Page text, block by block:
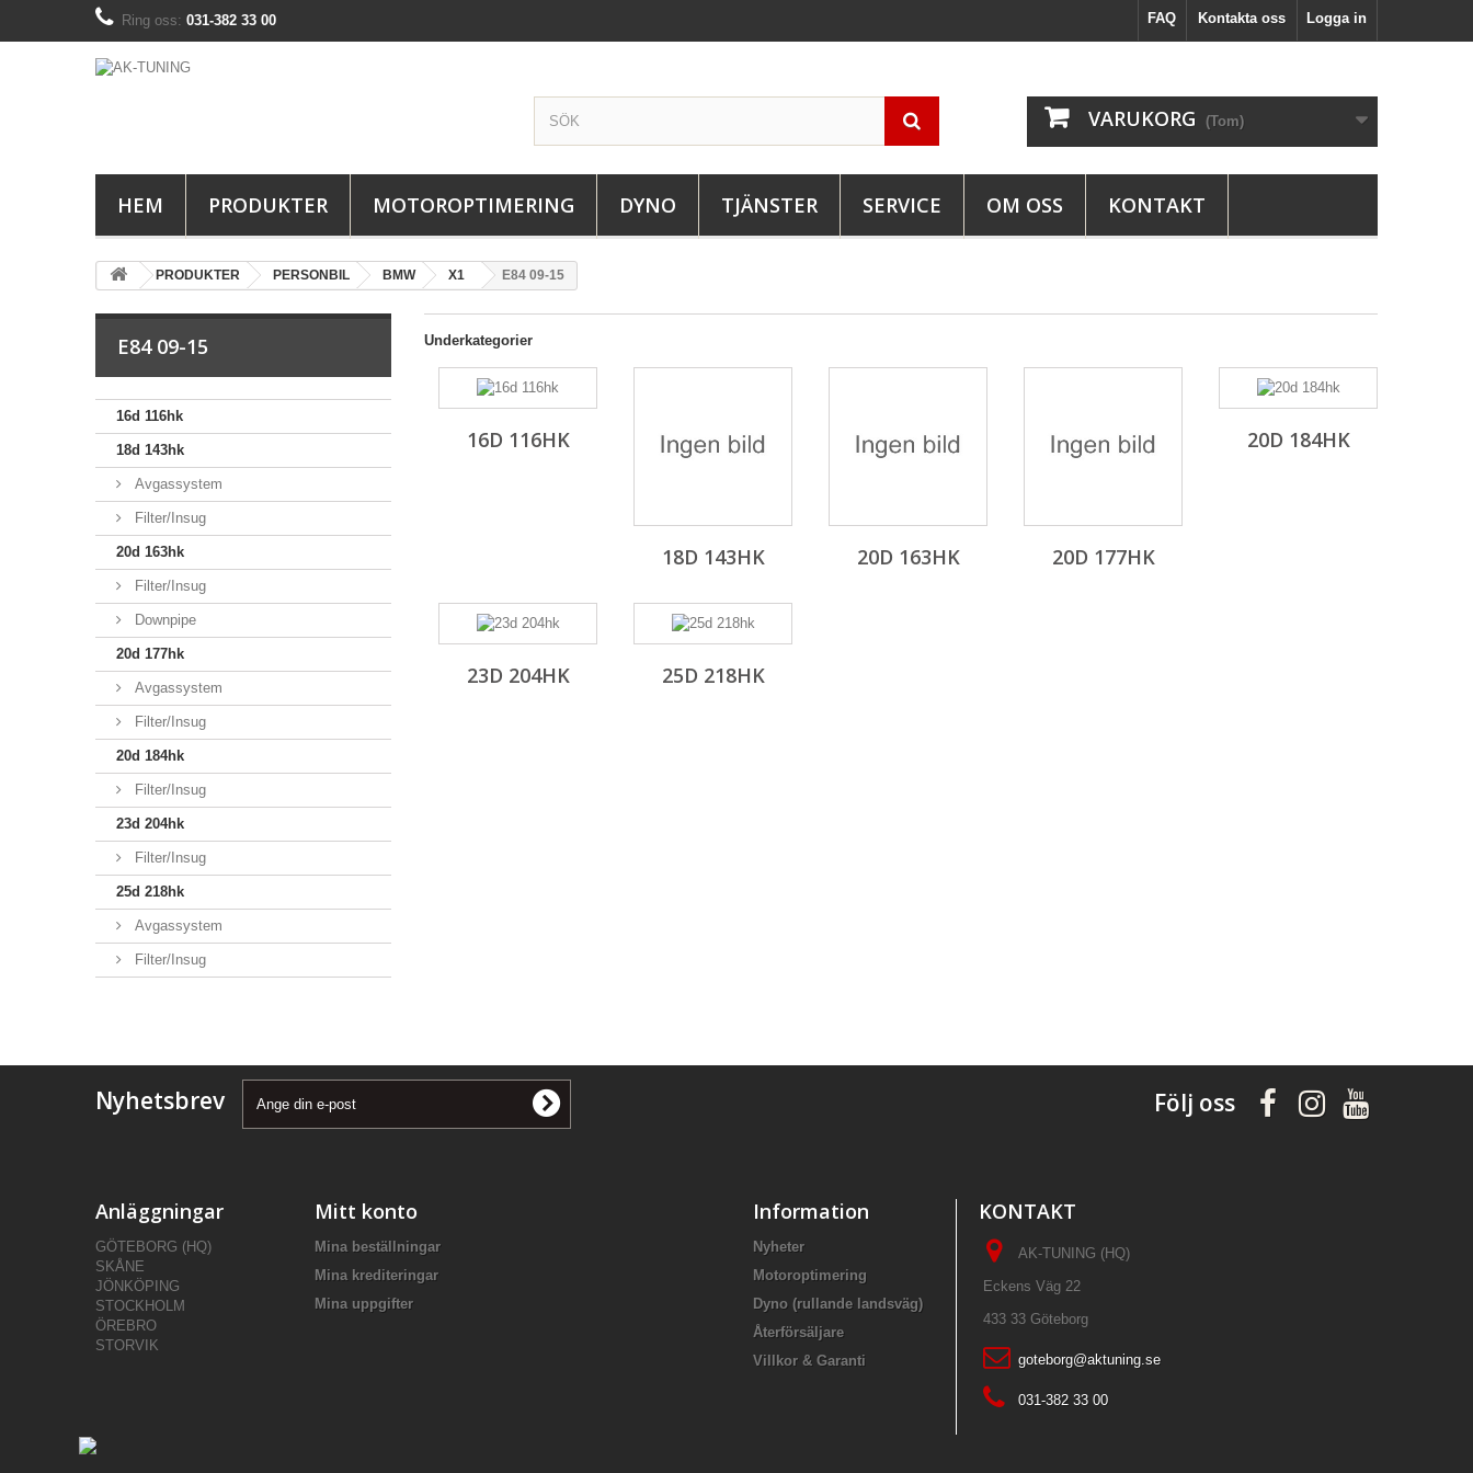
Logga in
Kontakta oss
FAQ
Ring oss: 031-382 33 00
VARUKORG (Tom)
HEM PRODUKTER MOTOROPTIMERING DYNO TJÄNSTER SERVICE OM OSS KONTAKT
PRODUKTER PERSONBIL BMW X1 E84 09-15
E84 09-15
16d 116hk
18d 143hk
Avgassystem
Filter/Insug
20d 163hk
Filter/Insug
Downpipe
20d 177hk
Avgassystem
Filter/Insug
20d 184hk
Filter/Insug
23d 204hk
Filter/Insug
25d 218hk
Avgassystem
Filter/Insug
Underkategorier
16D 116HK
18D 143HK 20D 163HK 20D 177HK
20D 184HK
23D 204HK 25D 218HK
Nyhetsbrev Följ oss
Anläggningar
GÖTEBORG (HQ)
SKÅNE
JÖNKÖPING
STOCKHOLM
ÖREBRO
STORVIK
Mitt konto
Mina beställningar
Mina krediteringar
Mina uppgifter
Information
Nyheter
Motoroptimering
Dyno (rullande landsväg)
Återförsäljare
Villkor & Garanti
KONTAKT
AK-TUNING (HQ)
Eckens Väg 22
433 33 Göteborg
goteborg@aktuning.se
031-382 33 00